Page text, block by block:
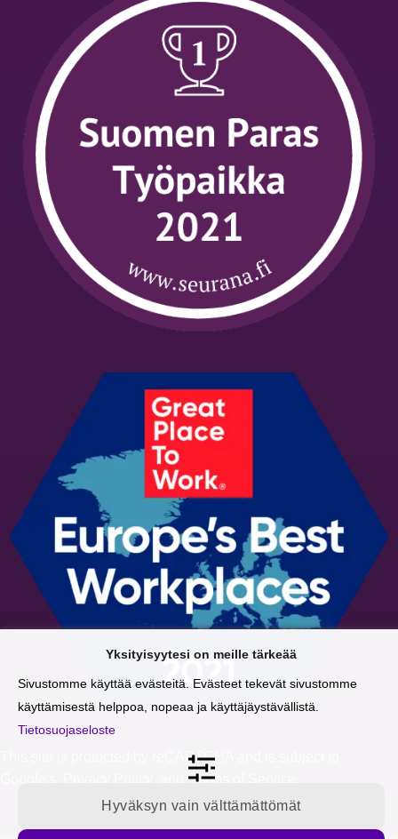
This site is protected by reCAPTCHA and is subject to
andTerms of Service
Yksityisyytesi on meille tärkeää
Sivustomme käyttää evästeitä. Evästeet tekevät sivustomme
käyttämisestä helppoa, nopeaa ja käyttäjäystävällistä.
Tietosuojaseloste
Hyväksyn vain välttämättömät